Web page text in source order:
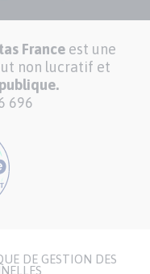
France est une
non lucratif et
696
DE GESTION DES